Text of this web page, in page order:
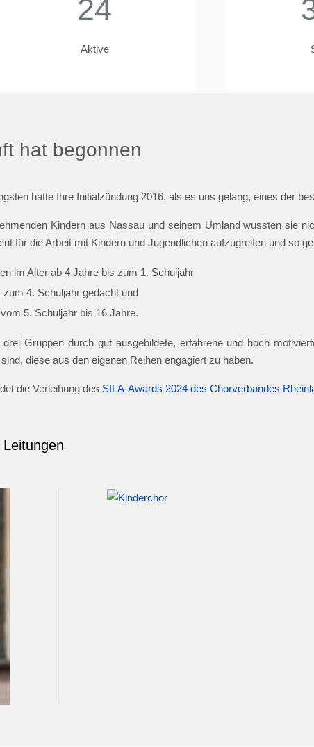
24
Aktive
hat begonnen
hatte Ihre Initialzündung 2016, als es uns gelang, eines der
Kindern aus Nassau und seinem Umland wussten sie
für die Arbeit mit Kindern und Jugendlichen aufzugreifen und so
im Alter ab 4 Jahre bis zum 1. Schuljahr
4. Schuljahr gedacht und
5. Schuljahr bis 16 Jahre.
Gruppen durch gut ausgebildete, erfahrene und hoch
diese aus den eigenen Reihen engagiert zu haben.
die Verleihung des SILA-Awards 2024 des Chorverbandes